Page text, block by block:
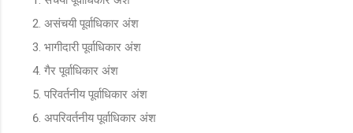
असंचयी पूर्वाधिकार अंश
भागीदारी पूर्वाधिकार अंश
गैर पूर्वाधिकार अंश
परिवर्तनीय पूर्वाधिकार अंश
अपरिवर्तनीय पूर्वाधिकार अंश